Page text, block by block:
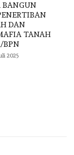
DAN
TANAH
BPN
2025